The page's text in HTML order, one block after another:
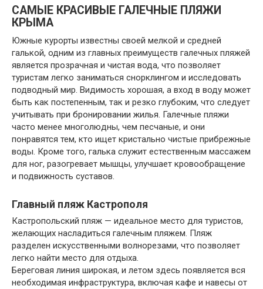
САМЫЕ КРАСИВЫЕ ГАЛЕЧНЫЕ ПЛЯЖИ
КРЫМА
Южные курорты известны своей мелкой и средней
галькой, одним из главных преимуществ галечных пляжей
является прозрачная и чистая вода, что позволяет
туристам легко заниматься снорклингом и исследовать
подводный мир. Видимость хорошая, а вход в воду может
быть как постепенным, так и резко глубоким, что следует
учитывать при бронировании жилья. Галечные пляжи
часто менее многолюдны, чем песчаные, и они
понравятся тем, кто ищет кристально чистые прибрежные
воды. Кроме того, галька служит естественным массажем
для ног, разогревает мышцы, улучшает кровообращение
и подвижность суставов.
Главный пляж Кастрополя
Кастропольский пляж — идеальное место для туристов,
желающих насладиться галечным пляжем. Пляж
разделен искусственными волнорезами, что позволяет
легко найти место для отдыха.
Береговая линия широкая, и летом здесь появляется вся
необходимая инфраструктура, включая кафе и навесы от